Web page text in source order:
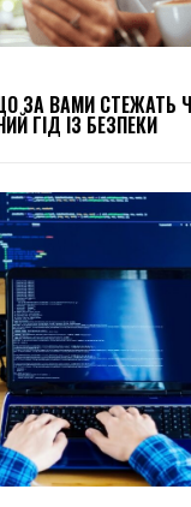
ЗА ВАМИ СТЕЖАТЬ
ГІД ІЗ БЕЗПЕКИ